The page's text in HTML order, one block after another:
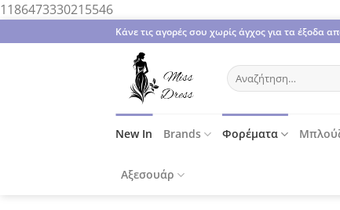
1186473330215546Μετάβαση
στο
περιεχόμενο
Κάνε τις αγορές σου χωρίς άγχος για τα
Αναζήτηση
για:
New In Brands Φορέματα
Αξεσουάρ